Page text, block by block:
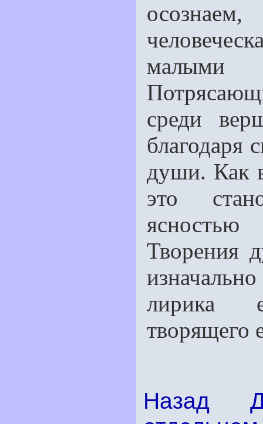
малыми
среди
благодаря
души. Как
это
Творения
лирика
творящего
Назад